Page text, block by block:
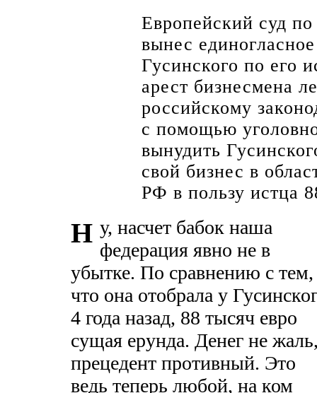
Европейский суд
вынес
Гусинского по его
арест бизнесмена
российскому
с помощью
вынудить
свой бизнес в
РФ в пользу истца
Н у, насчет бабок наша
федерация явно не в
убытке. По сравнению с тем,
что она отобрала у
4 года назад, 88 тысяч евро
сущая ерунда. Денег не
прецедент противный. Это
ведь теперь любой, на ком